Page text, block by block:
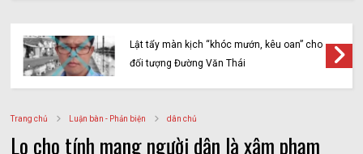
Lật tẩy màn kịch “khóc mướn, kêu oan” cho
đối tượng Đường Văn Thái
Trang chủ Luận bàn - Phản biện dân chủ
Lo cho tính mạng người dân là xâm phạm